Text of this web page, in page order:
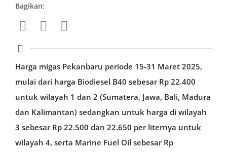
Bagikan:
Harga migas Pekanbaru periode 15-31 Maret 2025,
mulai dari harga Biodiesel B40 sebesar Rp 22.400
untuk wilayah 1 dan 2 (Sumatera, Jawa, Bali, Madura
dan Kalimantan) sedangkan untuk harga di wilayah
3 sebesar Rp 22.500 dan 22.650 per liternya untuk
wilayah 4, serta Marine Fuel Oil sebesar Rp